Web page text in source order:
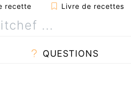
recette Livre de recettes
QUESTIONS